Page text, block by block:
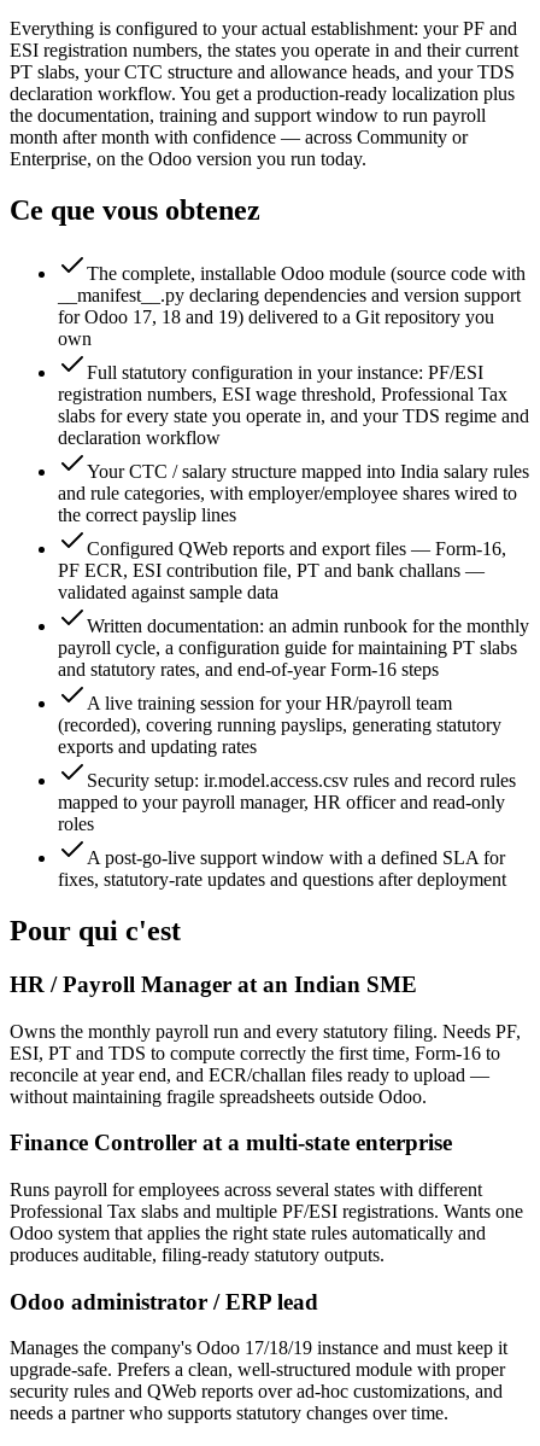
Everything is configured to your actual establishment: your PF and
ESI registration numbers, the states you operate in and their current
PT slabs, your CTC structure and allowance heads, and your TDS
declaration workflow. You get a production-ready localization plus
the documentation, training and support window to run payroll
month after month with confidence — across Community or
Enterprise, on the Odoo version you run today.
Ce que vous obtenez
The complete, installable Odoo module (source code with
__manifest__.py declaring dependencies and version support
for Odoo 17, 18 and 19) delivered to a Git repository you
own
Full statutory configuration in your instance: PF/ESI
registration numbers, ESI wage threshold, Professional Tax
slabs for every state you operate in, and your TDS regime and
declaration workflow
Your CTC / salary structure mapped into India salary rules
and rule categories, with employer/employee shares wired to
the correct payslip lines
Configured QWeb reports and export files — Form-16,
PF ECR, ESI contribution file, PT and bank challans —
validated against sample data
Written documentation: an admin runbook for the monthly
payroll cycle, a configuration guide for maintaining PT slabs
and statutory rates, and end-of-year Form-16 steps
A live training session for your HR/payroll team
(recorded), covering running payslips, generating statutory
exports and updating rates
Security setup: ir.model.access.csv rules and record rules
mapped to your payroll manager, HR officer and read-only
roles
A post-go-live support window with a defined SLA for
fixes, statutory-rate updates and questions after deployment
Pour qui c'est
HR / Payroll Manager at an Indian SME
Owns the monthly payroll run and every statutory filing. Needs PF,
ESI, PT and TDS to compute correctly the first time, Form-16 to
reconcile at year end, and ECR/challan files ready to upload —
without maintaining fragile spreadsheets outside Odoo.
Finance Controller at a multi-state enterprise
Runs payroll for employees across several states with different
Professional Tax slabs and multiple PF/ESI registrations. Wants one
Odoo system that applies the right state rules automatically and
produces auditable, filing-ready statutory outputs.
Odoo administrator / ERP lead
Manages the company's Odoo 17/18/19 instance and must keep it
upgrade-safe. Prefers a clean, well-structured module with proper
security rules and QWeb reports over ad-hoc customizations, and
needs a partner who supports statutory changes over time.